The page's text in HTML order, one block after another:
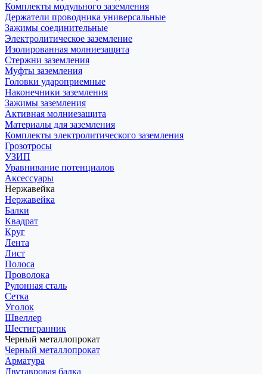
Комплекты модульного заземления
Держатели проводника универсальные
Зажимы соединительные
Электролитическое заземление
Изолированная молниезащита
Стержни заземления
Муфты заземления
Головки удароприемные
Наконечники заземления
Зажимы заземления
Активная молниезащита
Материалы для заземления
Комплекты электролитического заземления
Грозотросы
УЗИП
Уравнивание потенциалов
Аксессуары
Нержавейка
Нержавейка
Балки
Квадрат
Круг
Лента
Лист
Полоса
Проволока
Рулонная сталь
Сетка
Уголок
Швеллер
Шестигранник
Черный металлопрокат
Черный металлопрокат
Арматура
Двутавровая балка